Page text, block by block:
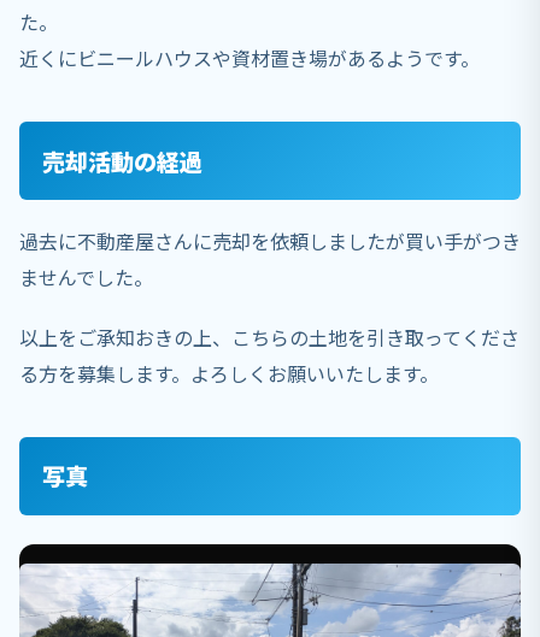
た。
近くにビニールハウスや資材置き場があるようです。
売却活動の経過
過去に不動産屋さんに売却を依頼しましたが買い手がつき
ませんでした。
以上をご承知おきの上、こちらの土地を引き取ってくださ
る方を募集します。よろしくお願いいたします。
写真